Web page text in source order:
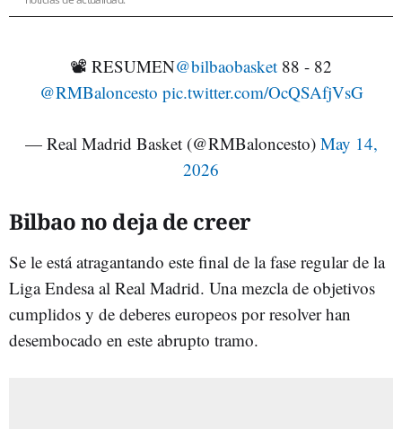
📽 RESUMEN@bilbaobasket 88 - 82
@RMBaloncesto pic.twitter.com/OcQSAfjVsG
— Real Madrid Basket (@RMBaloncesto) May 14,
2026
Bilbao no deja de creer
Se le está atragantando este final de la fase regular de la
Liga Endesa al Real Madrid. Una mezcla de objetivos
cumplidos y de deberes europeos por resolver han
desembocado en este abrupto tramo.